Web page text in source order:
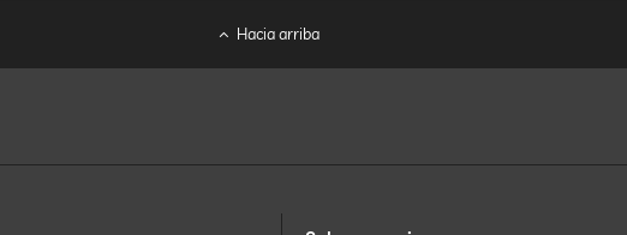
Hacia arriba